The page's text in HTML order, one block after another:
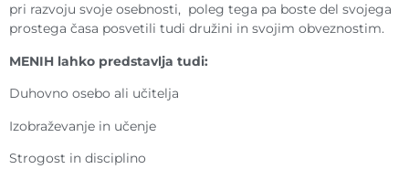
pri razvoju svoje osebnosti, poleg tega pa boste del svojega
prostega časa posvetili tudi družini in svojim obveznostim.
MENIH lahko predstavlja tudi:
Duhovno osebo ali učitelja
Izobraževanje in učenje
Strogost in disciplino